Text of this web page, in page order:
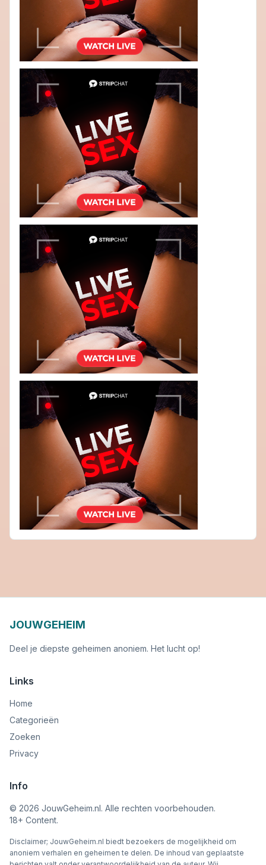
JOUWGEHEIM
Deel je diepste geheimen anoniem. Het lucht op!
Links
Home
Categorieën
Zoeken
Privacy
Info
© 2026 JouwGeheim.nl. Alle rechten voorbehouden.
18+ Content.
Disclaimer; JouwGeheim.nl biedt bezoekers de mogelijkheid om
anoniem verhalen en geheimen te delen. De inhoud van geplaatste